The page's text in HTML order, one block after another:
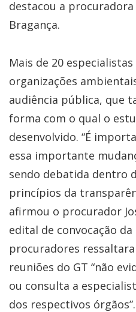
destacou a procuradora
Bragança.
Mais de 20
organizações
audiência pública, que
forma com o qual o
desenvolvido. “É
essa importante
sendo debatida dentro
princípios da
afirmou o procurador
edital de convocação
procuradores
reuniões do GT “não
ou consulta a
dos respectivos órgãos”.